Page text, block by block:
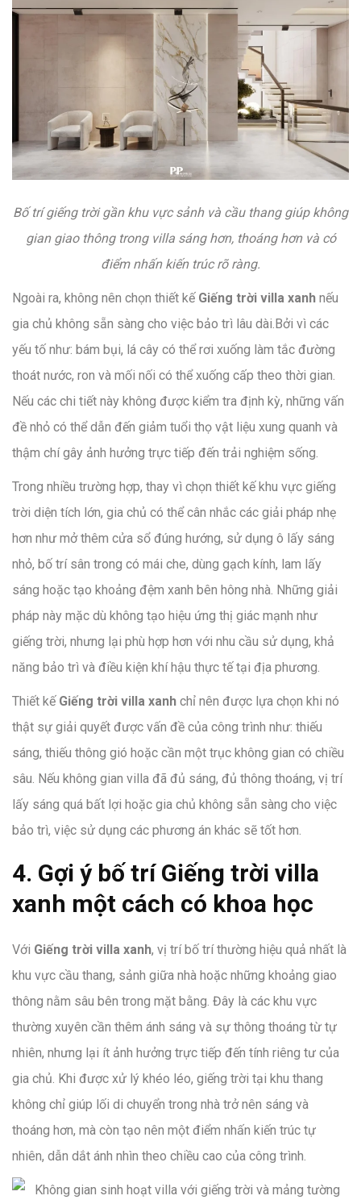
Bố trí giếng trời gần khu vực sảnh và cầu thang giúp không
gian giao thông trong villa sáng hơn, thoáng hơn và có
điểm nhấn kiến trúc rõ ràng.
Ngoài ra, không nên chọn thiết kế Giếng trời villa xanh nếu
gia chủ không sẵn sàng cho việc bảo trì lâu dài.Bởi vì các
yếu tố như: bám bụi, lá cây có thể rơi xuống làm tắc đường
thoát nước, ron và mối nối có thể xuống cấp theo thời gian.
Nếu các chi tiết này không được kiểm tra định kỳ, những vấn
đề nhỏ có thể dẫn đến giảm tuổi thọ vật liệu xung quanh và
thậm chí gây ảnh hưởng trực tiếp đến trải nghiệm sống.
Trong nhiều trường hợp, thay vì chọn thiết kế khu vực giếng
trời diện tích lớn, gia chủ có thể cân nhắc các giải pháp nhẹ
hơn như mở thêm cửa sổ đúng hướng, sử dụng ô lấy sáng
nhỏ, bố trí sân trong có mái che, dùng gạch kính, lam lấy
sáng hoặc tạo khoảng đệm xanh bên hông nhà. Những giải
pháp này mặc dù không tạo hiệu ứng thị giác mạnh như
giếng trời, nhưng lại phù hợp hơn với nhu cầu sử dụng, khả
năng bảo trì và điều kiện khí hậu thực tế tại địa phương.
Thiết kế Giếng trời villa xanh chỉ nên được lựa chọn khi nó
thật sự giải quyết được vấn đề của công trình như: thiếu
sáng, thiếu thông gió hoặc cần một trục không gian có chiều
sâu. Nếu không gian villa đã đủ sáng, đủ thông thoáng, vị trí
lấy sáng quá bất lợi hoặc gia chủ không sẵn sàng cho việc
bảo trì, việc sử dụng các phương án khác sẽ tốt hơn.
4. Gợi ý bố trí Giếng trời villa
xanh một cách có khoa học
Với Giếng trời villa xanh, vị trí bố trí thường hiệu quả nhất là
khu vực cầu thang, sảnh giữa nhà hoặc những khoảng giao
thông nằm sâu bên trong mặt bằng. Đây là các khu vực
thường xuyên cần thêm ánh sáng và sự thông thoáng từ tự
nhiên, nhưng lại ít ảnh hưởng trực tiếp đến tính riêng tư của
gia chủ. Khi được xử lý khéo léo, giếng trời tại khu thang
không chỉ giúp lối di chuyển trong nhà trở nên sáng và
thoáng hơn, mà còn tạo nên một điểm nhấn kiến trúc tự
nhiên, dẫn dắt ánh nhìn theo chiều cao của công trình.